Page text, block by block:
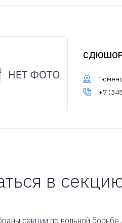
СДЮШОР
+7
в
секции по вольной